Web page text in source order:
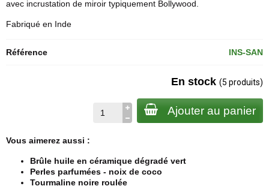
avec incrustation de miroir typiquement Bollywood.
Fabriqué en Inde
Référence INS-SAN
En stock (5 produits)
Ajouter au panier
Vous aimerez aussi :
Brûle huile en céramique dégradé vert
Perles parfumées - noix de coco
Tourmaline noire roulée